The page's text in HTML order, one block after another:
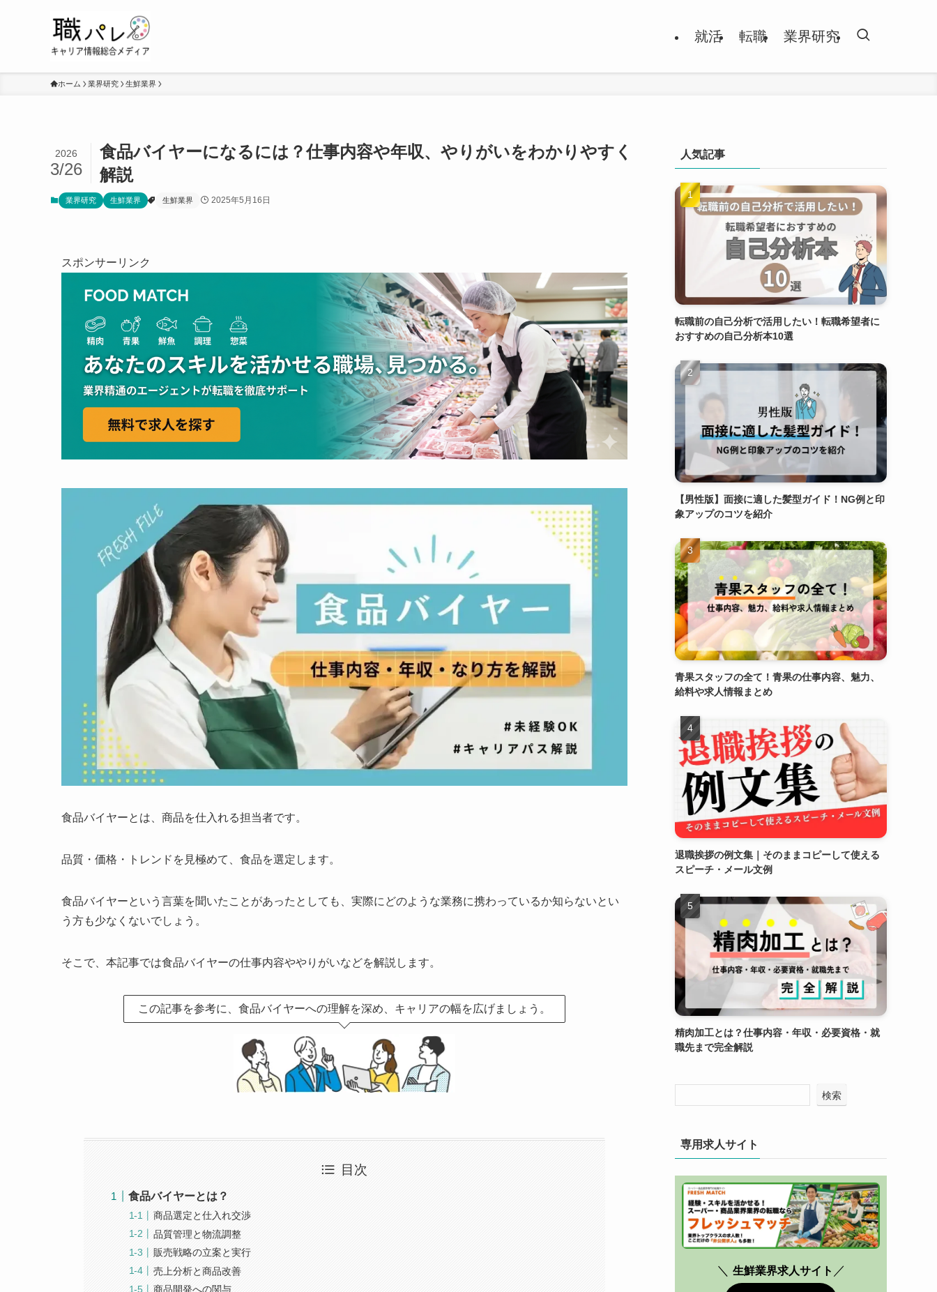
就活 転職 業界研究
ホーム 業界研究 生鮮業界
食品バイヤーになるには？仕事内容や年収、やりがいをわかりやすく
解説
2026
3/26
業界研究 生鮮業界 生鮮業界 2025年5月16日
スポンサーリンク
食品バイヤーとは、商品を仕入れる担当者です。
品質・価格・トレンドを見極めて、食品を選定します。
食品バイヤーという言葉を聞いたことがあったとしても、実際にどのような業務に携わっているか知らないとい
う方も少なくないでしょう。
そこで、本記事では食品バイヤーの仕事内容ややりがいなどを解説します。
この記事を参考に、食品バイヤーへの理解を深め、キャリアの幅を広げましょう。
目次
食品バイヤーとは？
商品選定と仕入れ交渉
品質管理と物流調整
販売戦略の立案と実行
売上分析と商品改善
商品開発への関与
人気記事
転職前の自己分析で活用したい！転職希望者に
おすすめの自己分析本10選
【男性版】面接に適した髪型ガイド！NG例と印
象アップのコツを紹介
青果スタッフの全て！青果の仕事内容、魅力、
給料や求人情報まとめ
退職挨拶の例文集｜そのままコピーして使える
スピーチ・メール文例
精肉加工とは？仕事内容・年収・必要資格・就
職先まで完全解説
検索
専用求人サイト
＼ 生鮮業界求人サイト ／